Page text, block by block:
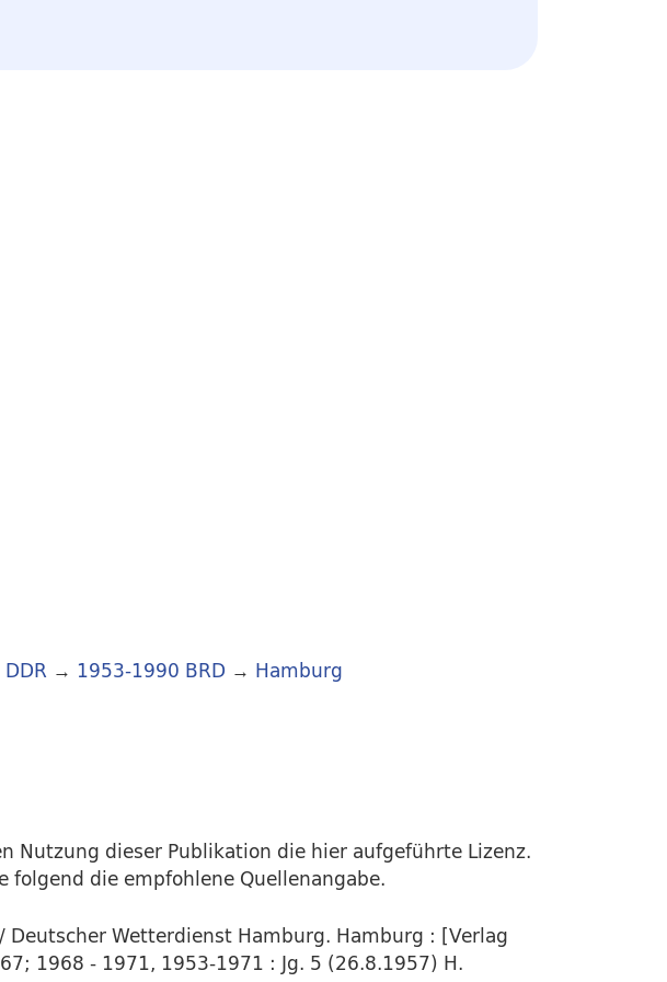
→ 1953-1990 BRD → Hamburg
Nutzung dieser Publikation die hier aufgeführte Lizenz.
die empfohlene Quellenangabe.
Wetterdienst Hamburg. Hamburg : [Verlag
1968 - 1971, 1953-1971 : Jg. 5 (26.8.1957) H.